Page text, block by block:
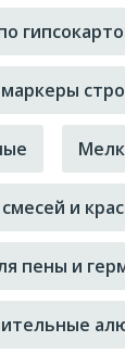
и
и
пены и